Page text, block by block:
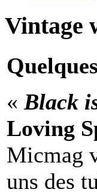
Vintage
« Black
Loving
Micmag
uns des